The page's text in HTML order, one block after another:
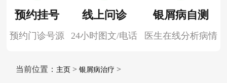
预约挂号
预约门诊号源
线上问诊
24小时图文/电话
银屑病自测
医生在线分析病情
当前位置： 主页> 银屑病治疗 >